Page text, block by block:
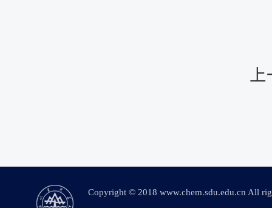
Copyright © 2018 www.chem.sdu.edu.cn All